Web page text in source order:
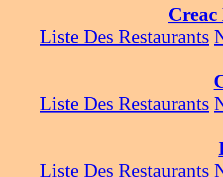
Liste Des Restaurants
Liste Des Restaurants
Liste Des Restaurants